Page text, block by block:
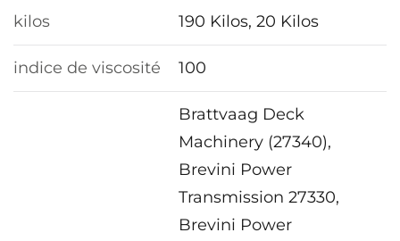
kilos 190 Kilos, 20 Kilos
indice de viscosité 100
Brattvaag Deck
Machinery (27340),
Brevini Power
Transmission 27330,
Brevini Power